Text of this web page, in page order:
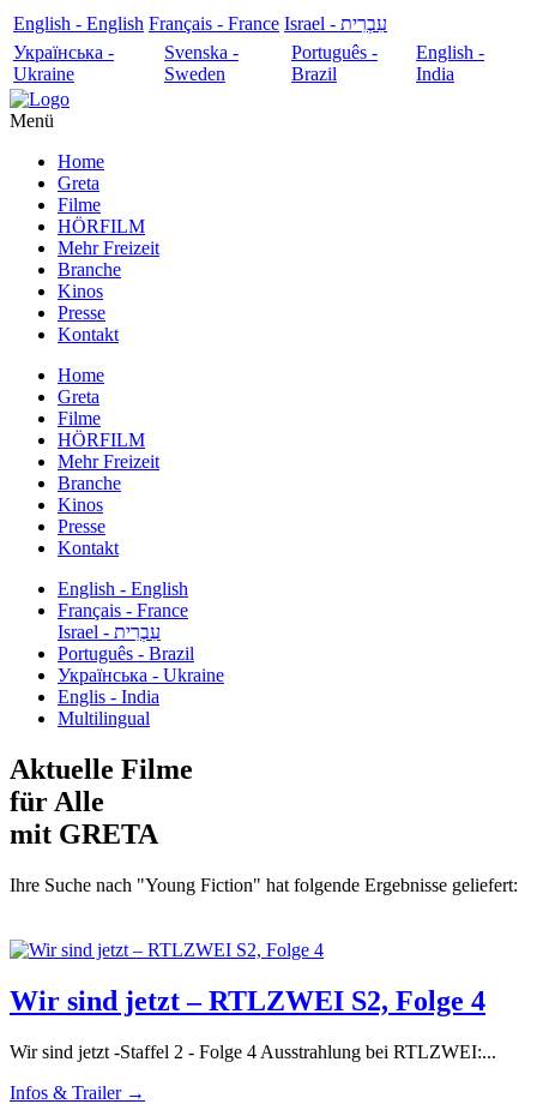
English - English Français - France
עִבְרִית - Israel
Українська -
Ukraine
Svenska -
Sweden
Português -
Brazil
English -
India
Menü
Home
Greta
Filme
HÖRFILM
Mehr Freizeit
Branche
Kinos
Presse
Kontakt
Home
Greta
Filme
HÖRFILM
Mehr Freizeit
Branche
Kinos
Presse
Kontakt
English - English
Français - France
עִבְרִית - Israel
Português - Brazil
Українська - Ukraine
Englis - India
Multilingual
Aktuelle Filme
für Alle
mit GRETA
Ihre Suche nach "Young Fiction" hat folgende Ergebnisse geliefert:
Wir sind jetzt – RTLZWEI S2, Folge 4
Wir sind jetzt -Staffel 2 - Folge 4 Ausstrahlung bei RTLZWEI:...
Infos & Trailer →